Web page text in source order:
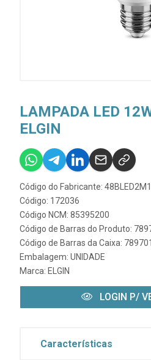
LAMPADA LED
ELGIN
Código do Fabricante:
Código: 172036
Código NCM: 85395200
Código de Barras do Produto:
Código de Barras da Caixa:
Embalagem: UNIDADE
Marca: ELGIN
LOGIN P/
Características